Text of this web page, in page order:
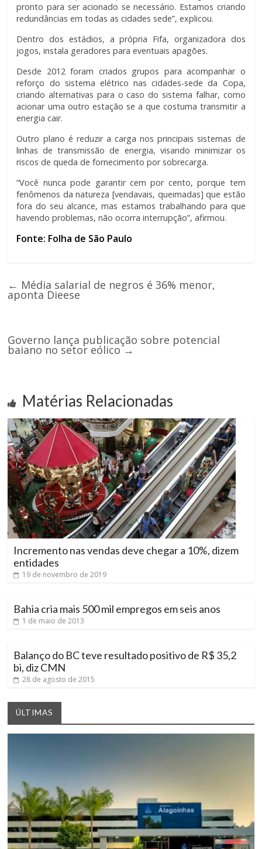
pronto para ser acionado se necessário. Estamos criando
redundâncias em todas as cidades sede”, explicou.
Dentro dos estádios, a própria Fifa, organizadora dos
jogos, instala geradores para eventuais apagões.
Desde 2012 foram criados grupos para acompanhar o
reforço do sistema elétrico nas cidades-sede da Copa,
criando alternativas para o caso do sistema falhar, como
acionar uma outro estação se a que costuma transmitir a
energia cair.
Outro plano é reduzir a carga nos principais sistemas de
linhas de transmissão de energia, visando minimizar os
riscos de queda de fornecimento por sobrecarga.
“Você nunca pode garantir cem por cento, porque tem
fenômenos da natureza [vendavais, queimadas] que estão
fora do seu alcance, mas estamos trabalhando para que
havendo problemas, não ocorra interrupção”, afirmou.
Fonte: Folha de São Paulo
← Média salarial de negros é 36% menor,
aponta Dieese
Governo lança publicação sobre potencial
baiano no setor eólico→
Matérias Relacionadas
Incremento nas vendas deve chegar a 10%, dizem
entidades
19 de novembro de 2019
Bahia cria mais 500 mil empregos em seis anos
1 de maio de 2013
Balanço do BC teve resultado positivo de R$ 35,2
bi, diz CMN
28 de agosto de 2015
ÚLTIMAS